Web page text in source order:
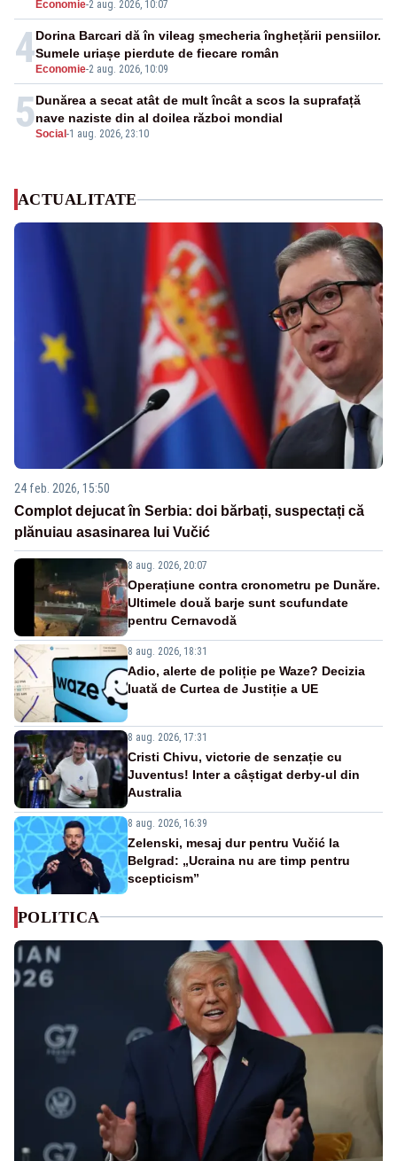
Economie-2 aug. 2026, 10:07
4 Economie-2 aug. 2026, 10:09
Dorina Barcari dă în vileag șmecheria înghețării pensiilor.
Sumele uriașe pierdute de fiecare român
5Social -1 aug. 2026, 23:10
Dunărea a secat atât de mult încât a scos la suprafață
nave naziste din al doilea război mondial
ACTUALITATE
24 feb. 2026, 15:50
Complot dejucat în Serbia: doi bărbați, suspectați că
plănuiau asasinarea lui Vučić
8 aug. 2026, 20:07
Operațiune contra cronometru pe Dunăre.
Ultimele două barje sunt scufundate
pentru Cernavodă
8 aug. 2026, 18:31
Adio, alerte de poliție pe Waze? Decizia
luată de Curtea de Justiție a UE
8 aug. 2026, 17:31
Cristi Chivu, victorie de senzație cu
Juventus! Inter a câștigat derby-ul din
Australia
8 aug. 2026, 16:39
Zelenski, mesaj dur pentru Vučić la
Belgrad: „Ucraina nu are timp pentru
scepticism”
POLITICA